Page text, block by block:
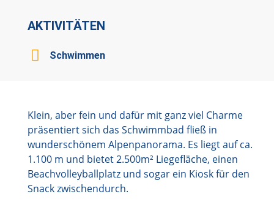
AKTIVITÄTEN
Schwimmen
Klein, aber fein und dafür mit ganz viel Charme
präsentiert sich das Schwimmbad fließ in
wunderschönem Alpenpanorama. Es liegt auf ca.
1.100 m und bietet 2.500m² Liegefläche, einen
Beachvolleyballplatz und sogar ein Kiosk für den
Snack zwischendurch.